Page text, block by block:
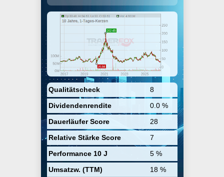
Qualitätscheck
8
Dividendenrendite
0.0 %
Dauerläufer Score
28
Relative Stärke Score
7
Performance 10 J
5 %
Umsatzw. (TTM)
18 %
on mobile and the web. The
company was founded by Richard
N. Barton and Lloyd D. Frink in
December 2004 and is
headquartered in Seattle, WA.